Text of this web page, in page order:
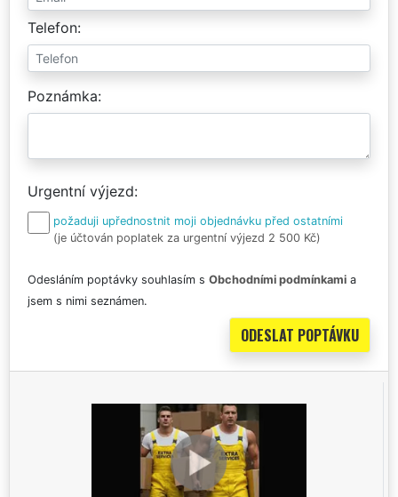
Telefon
Poznámka
Urgentní výjezd
požaduji upřednostnit moji objednávku před ostatními
(je účtován poplatek za urgentní výjezd 2 500 Kč)
Odesláním poptávky souhlasím s Obchodními podmínkami a
jsem s nimi seznámen.